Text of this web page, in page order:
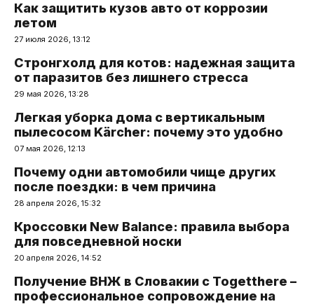
Как защитить кузов авто от коррозии
летом
27 июля 2026, 13:12
Стронгхолд для котов: надежная защита
от паразитов без лишнего стресса
29 мая 2026, 13:28
Легкая уборка дома с вертикальным
пылесосом Kärcher: почему это удобно
07 мая 2026, 12:13
Почему одни автомобили чище других
после поездки: в чем причина
28 апреля 2026, 15:32
Кроссовки New Balance: правила выбора
для повседневной носки
20 апреля 2026, 14:52
Получение ВНЖ в Словакии с Togetthere –
профессиональное сопровождение на